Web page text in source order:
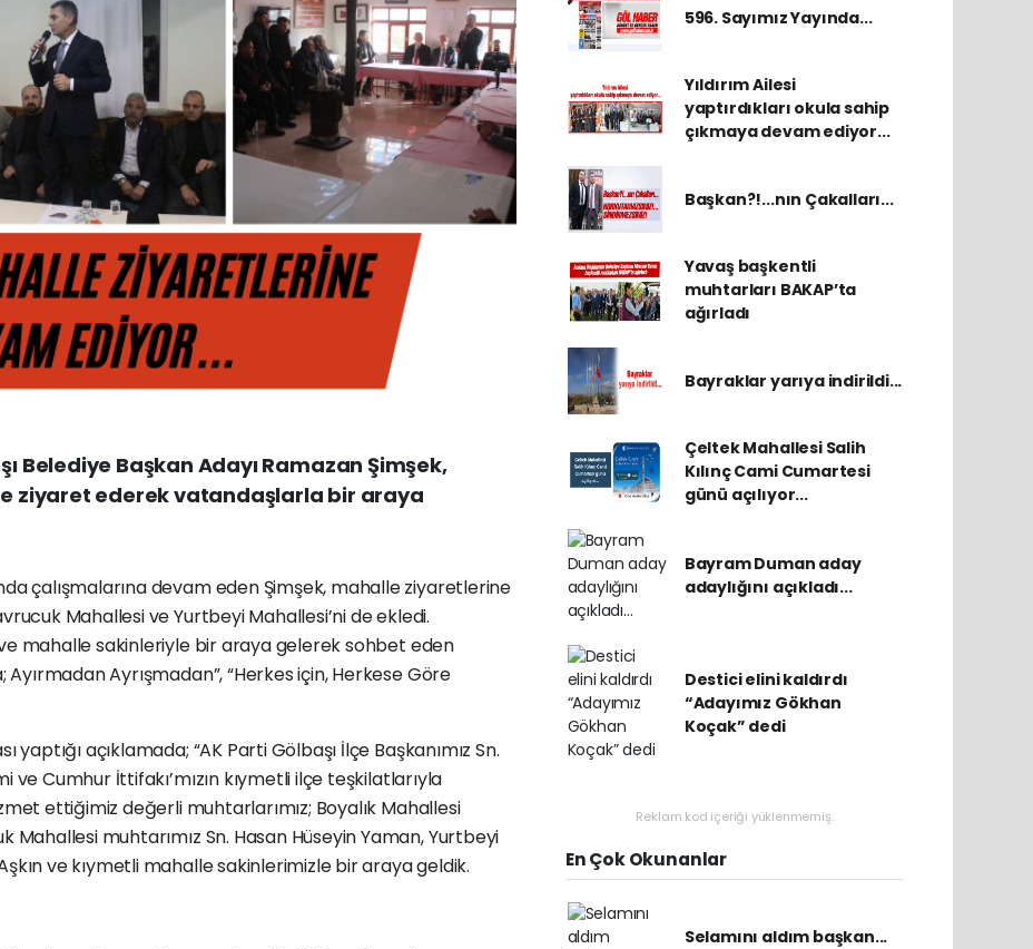
Belediye Başkan Adayı Ramazan Şimşek,
ziyaret ederek vatandaşlarla bir araya
çalışmalarına devam eden Şimşek, mahalle ziyaretlerine
Mahallesi ve Yurtbeyi Mahallesi’ni de ekledi.
mahalle sakinleriyle bir araya gelerek sohbet eden
Ayırmadan Ayrışmadan”, “Herkes için, Herkese Göre
açıklamada; “AK Parti Gölbaşı İlçe Başkanımız Sn.
ve Cumhur İttifakı’mızın kıymetli ilçe teşkilatlarıyla
ettiğimiz değerli muhtarlarımız; Boyalık Mahallesi
Mahallesi muhtarımız Sn. Hasan Hüseyin Yaman, Yurtbeyi
ve kıymetli mahalle sakinlerimizle bir araya geldik.
596. Sayımız Yayında...
Yıldırım Ailesi
yaptırdıkları okula sahip
çıkmaya devam ediyor...
Başkan?!...nın Çakalları...
Yavaş başkentli
muhtarları BAKAP’ta
ağırladı
Bayraklar yarıya indirildi...
Çeltek Mahallesi Salih
Kılınç Cami Cumartesi
günü açılıyor...
Bayram Duman aday
adaylığını açıkladı...
Destici elini kaldırdı
“Adayımız Gökhan
Koçak” dedi
Reklam kod içeriği yüklenmemiş.
En Çok Okunanlar
Selamını aldım başkan...